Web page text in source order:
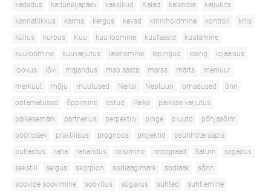
kadedus
kaduneljapäev kaksikud Kalad kalender
kaljukits
kannatlikkus
karma kergus kevad kinnihoidmine kontroll
kriis
küllus
kurbus Kuu kuu loomine kuufaasid
kuulamine
kuuloomine
kuuvarjutus laienemine lepingud loeng
lojaalsus
loovus
lõvi majandus mao aasta marss märts
merkuur
merkuut
mõju muutused Neitsi Neptuun omadused
õnn
ootamatused
õppimine ostud Päike
päikese varjutus
päikesemärk
partnerlus perpektiiv pinge pluuto
põhjasõlm
pööripäev
praktilisus prognoos projektid
psühhoteraapia
puhastus
raha rahandus reisimine retrograad Saturn
segadus
sekstiil
selgus skorpion sodiaagimärk sodiaak
sõnn
soovide soovimine
soovitus sügavus suhted
suhtlemine